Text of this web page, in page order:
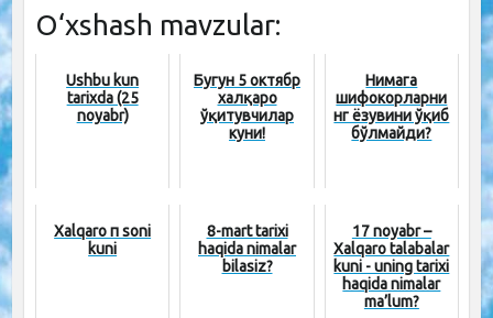
O‘xshash mavzular:
Ushbu kun
tarixda (25
noyabr)
Бугун 5 октябр
халқаро
ўқитувчилар
куни!
Нимага
шифокорларни
нг ёзувини ўқиб
бўлмайди?
Xalqaro π soni
kuni
8-mart tarixi
haqida nimalar
bilasiz?
17 noyabr –
Xalqaro talabalar
kuni - uning tarixi
haqida nimalar
ma’lum?